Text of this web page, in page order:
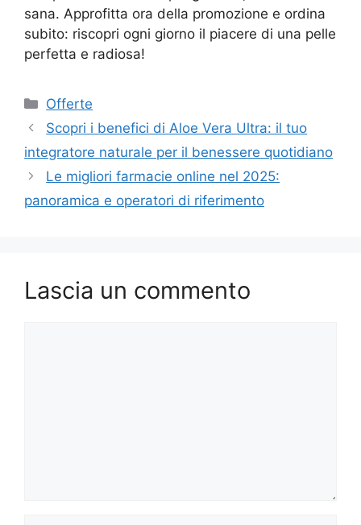
sana. Approfitta ora della promozione e ordina
subito: riscopri ogni giorno il piacere di una pelle
perfetta e radiosa!
Categorie
Offerte
Scopri i benefici di Aloe Vera Ultra: il tuo
integratore naturale per il benessere quotidiano
Le migliori farmacie online nel 2025:
panoramica e operatori di riferimento
Lascia un commento